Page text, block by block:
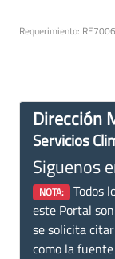
Requerimiento: RE7006
Dirección
Servicios
Siguenos
NOTA: Todos
este Portal
se solicita
como la